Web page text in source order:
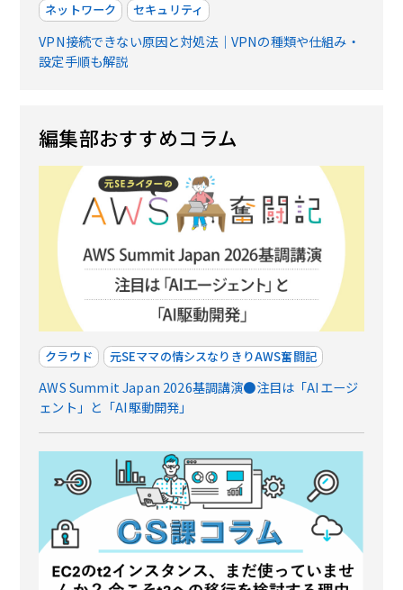
ネットワーク セキュリティ
VPN接続できない原因と対処法｜VPNの種類や仕組み・
設定手順も解説
編集部おすすめコラム
クラウド 元SEママの情シスなりきりAWS奮闘記
AWS Summit Japan 2026基調講演●注目は「AIエージ
ェント」と「AI駆動開発」